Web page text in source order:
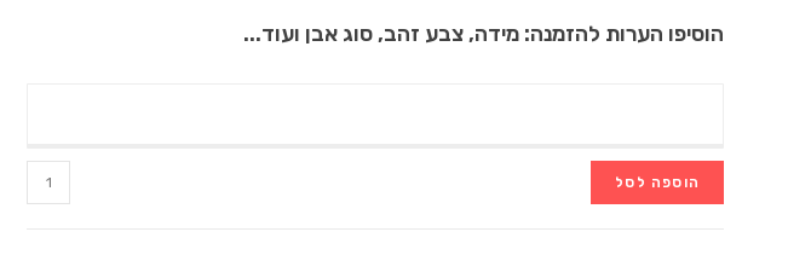
הוסיפו הערות להזמנה: מידה, צבע זהב, סוג אבן ועוד...
הוספה לסל